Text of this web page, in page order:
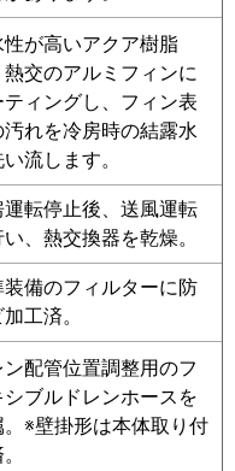
PA-P80K7KDB
PA-P80K6KDB
性が高いアクア樹脂
熱交のアルミフィンに
ティングし、フィン表
汚れを冷房時の結露水
流します。
運転停止後、送風運転
い、熱交換器を乾燥。
装備のフィルターに防
工済。
ン配管位置調整用のフ
シブルドレンホースを
。※壁掛形は本体取り付